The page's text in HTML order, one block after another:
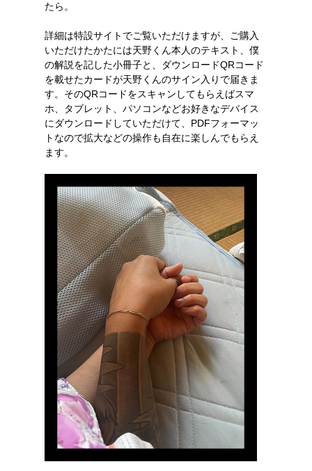
たら。
詳細は特設サイトでご覧いただけますが、ご購入
いただけたかたには天野くん本人のテキスト、僕
の解説を記した小冊子と、ダウンロードQRコード
を載せたカードが天野くんのサイン入りで届きま
す。そのQRコードをスキャンしてもらえばスマ
ホ、タブレット、パソコンなどお好きなデバイス
にダウンロードしていただけて、PDFフォーマッ
トなので拡大などの操作も自在に楽しんでもらえ
ます。